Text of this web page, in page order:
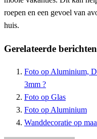
roepen en een gevoel van
huis.
Gerelateerde
Foto op Aluminium,
3mm ?
Foto op Glas
Foto op Aluminium
Wanddecoratie op